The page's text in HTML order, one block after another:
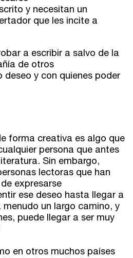
de Zoom
≻
creativa
poética
y necesitan un
que les incite a
a escribir a salvo de la
de otros
deseo y con quienes poder
forma creativa es algo que
persona que antes
Sin embargo,
lectoras que han
expresarse
ese deseo hasta llegar a
un largo camino, y
puede llegar a ser muy
en otros muchos países